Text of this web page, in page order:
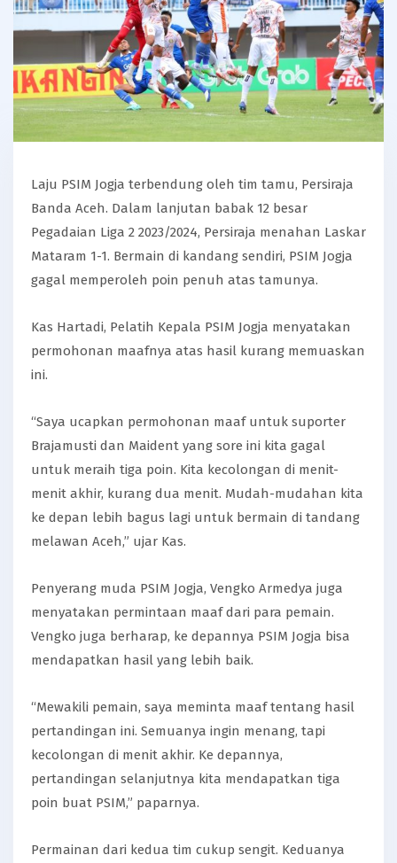
Laju PSIM Jogja terbendung oleh tim tamu, Persiraja
Banda Aceh. Dalam lanjutan babak 12 besar
Pegadaian Liga 2 2023/2024, Persiraja menahan Laskar
Mataram 1-1. Bermain di kandang sendiri, PSIM Jogja
gagal memperoleh poin penuh atas tamunya.
Kas Hartadi, Pelatih Kepala PSIM Jogja menyatakan
permohonan maafnya atas hasil kurang memuaskan
ini.
“Saya ucapkan permohonan maaf untuk suporter
Brajamusti dan Maident yang sore ini kita gagal
untuk meraih tiga poin. Kita kecolongan di menit-
menit akhir, kurang dua menit. Mudah-mudahan kita
ke depan lebih bagus lagi untuk bermain di tandang
melawan Aceh,” ujar Kas.
Penyerang muda PSIM Jogja, Vengko Armedya juga
menyatakan permintaan maaf dari para pemain.
Vengko juga berharap, ke depannya PSIM Jogja bisa
mendapatkan hasil yang lebih baik.
“Mewakili pemain, saya meminta maaf tentang hasil
pertandingan ini. Semuanya ingin menang, tapi
kecolongan di menit akhir. Ke depannya,
pertandingan selanjutnya kita mendapatkan tiga
poin buat PSIM,” paparnya.
Permainan dari kedua tim cukup sengit. Keduanya